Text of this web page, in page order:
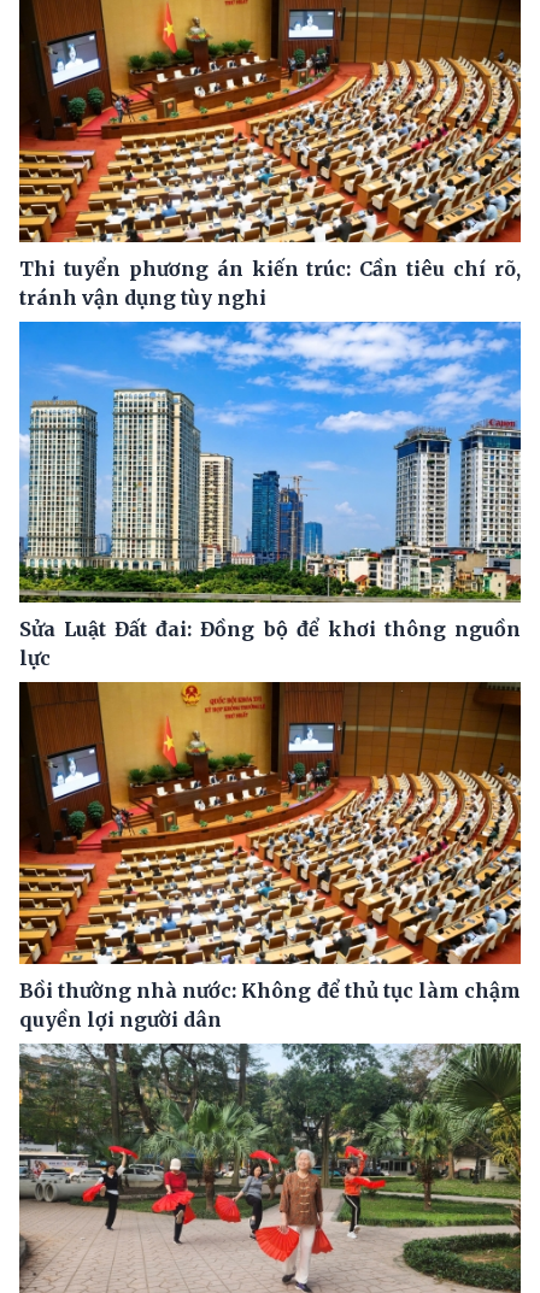
Thi tuyển phương án kiến trúc: Cần tiêu chí rõ,
tránh vận dụng tùy nghi
Sửa Luật Đất đai: Đồng bộ để khơi thông nguồn
lực
Bồi thường nhà nước: Không để thủ tục làm chậm
quyền lợi người dân